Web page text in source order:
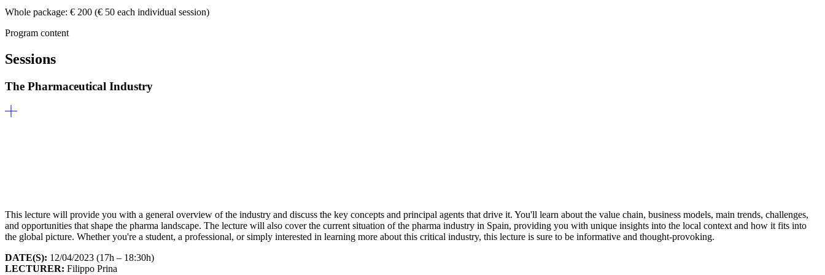
Whole package: € 200 (€ 50 each individual session)
Program content
Sessions
The Pharmaceutical Industry
This lecture will provide you with a general overview of the industry and discuss the key concepts and principal agents that drive it. You'll learn about the value chain, business models, main trends, challenges,
and opportunities that shape the pharma landscape. The lecture will also cover the current situation of the pharma industry in Spain, providing you with unique insights into the local context and how it fits into
the global picture. Whether you're a student, a professional, or simply interested in learning more about this critical industry, this lecture is sure to be informative and thought-provoking.
DATE(S): 12/04/2023 (17h – 18:30h)
LECTURER: Filippo Prina